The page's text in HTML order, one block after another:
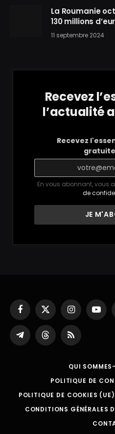
La Roumanie
130 millions
11 septembre 2024
Recevez
l’actualité
Recevez
En vous abonnant, vous
de
Facebook
X
(Twitter)
Instagram
Partager
sur
ThreadsRSS
QUI
POLITIQUE DE
POLITIQUE DE COOKIES (UE)
CONDITIONS GÉNÉRALES